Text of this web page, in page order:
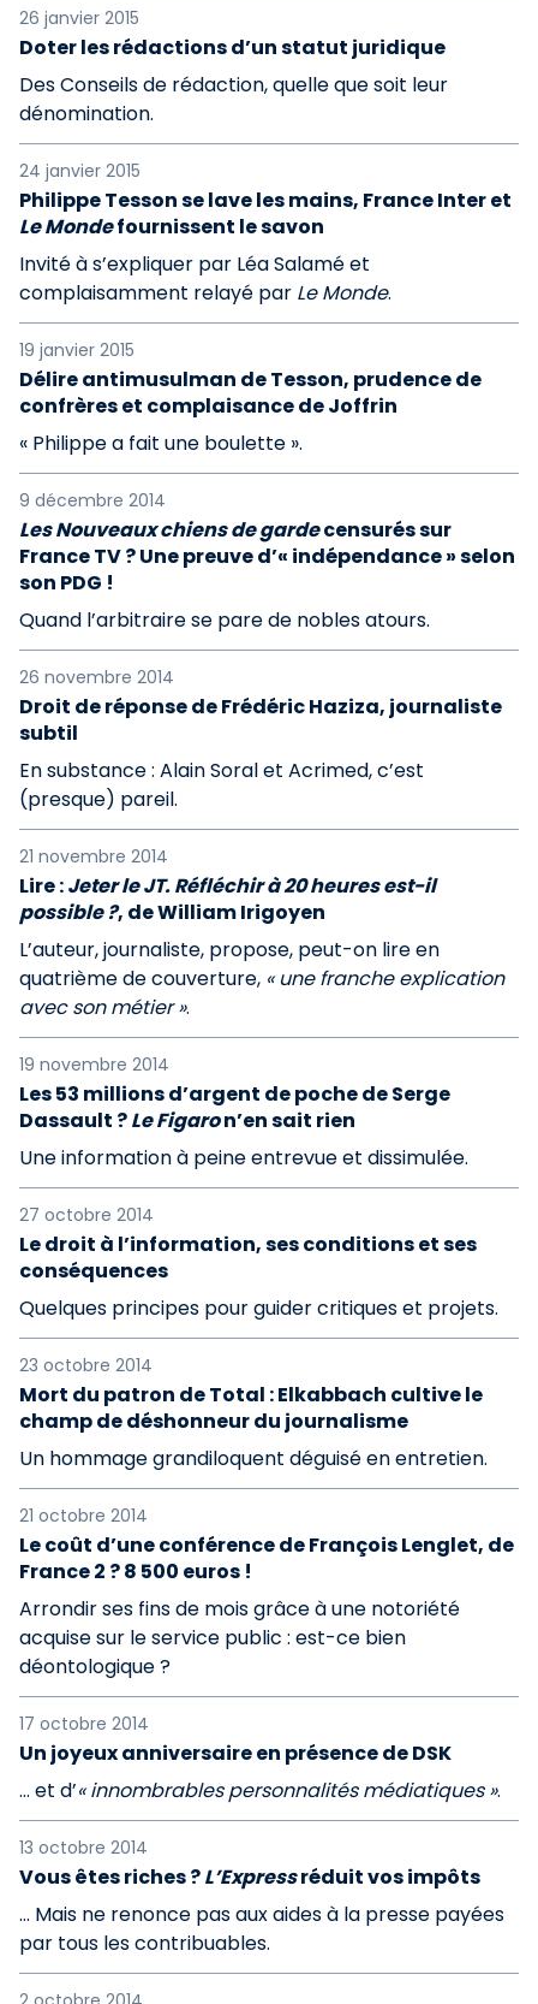
26 janvier 2015
Doter les rédactions d’un statut juridique
Des Conseils de rédaction, quelle que soit leur
dénomination.
24 janvier 2015
Philippe Tesson se lave les mains, France Inter et
Le Mondefournissent le savon
Invité à s’expliquer par Léa Salamé et
complaisamment relayé par Le Monde.
19 janvier 2015
Délire antimusulman de Tesson, prudence de
confrères et complaisance de Joffrin
« Philippe a fait une boulette ».
9 décembre 2014
Les Nouveaux chiens de gardecensurés sur
France TV ? Une preuve d’« indépendance » selon
son PDG !
Quand l’arbitraire se pare de nobles atours.
26 novembre 2014
Droit de réponse de Frédéric Haziza, journaliste
subtil
En substance : Alain Soral et Acrimed, c’est
(presque) pareil.
21 novembre 2014
Lire :Jeter le JT. Réfléchir à 20 heures est-il
possible ?, de William Irigoyen
L’auteur, journaliste, propose, peut-on lire en
quatrième de couverture, « une franche explication
avec son métier ».
19 novembre 2014
Les 53 millions d’argent de poche de Serge
Dassault ?Le Figaron’en sait rien
Une information à peine entrevue et dissimulée.
27 octobre 2014
Le droit à l’information, ses conditions et ses
conséquences
Quelques principes pour guider critiques et projets.
23 octobre 2014
Mort du patron de Total : Elkabbach cultive le
champ de déshonneur du journalisme
Un hommage grandiloquent déguisé en entretien.
21 octobre 2014
Le coût d’une conférence de François Lenglet, de
France 2 ? 8 500 euros !
Arrondir ses fins de mois grâce à une notoriété
acquise sur le service public : est-ce bien
déontologique ?
17 octobre 2014
Un joyeux anniversaire en présence de DSK
… et d’« innombrables personnalités médiatiques ».
13 octobre 2014
Vous êtes riches ?L’Expressréduit vos impôts
… Mais ne renonce pas aux aides à la presse payées
par tous les contribuables.